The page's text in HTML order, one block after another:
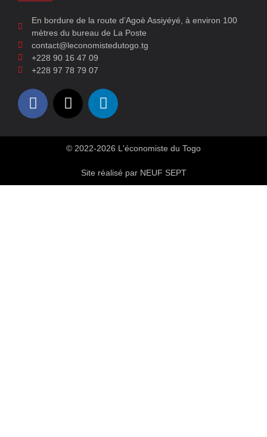
En bordure de la route d’Agoè Assiyéyé, à environ 100
mètres du bureau de La Poste
contact@leconomistedutogo.tg
+228 90 16 47 09
+228 97 78 79 07
© 2022-2026 L'économiste du Togo
Site réalisé par NEUF SEPT